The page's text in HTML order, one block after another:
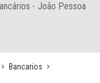
- João Pessoa
Bancarios